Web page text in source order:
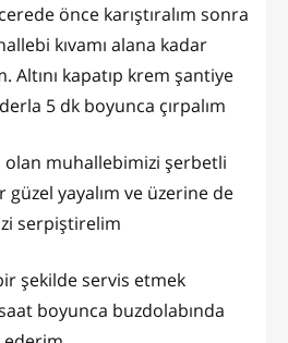
önce karıştıralım sonra
kıvamı alana kadar
Altını kapatıp krem şantiye
5 dk boyunca çırpalım
olan muhallebimizi şerbetli
yayalım ve üzerine de
serpiştirelim
şekilde servis etmek
boyunca buzdolabında